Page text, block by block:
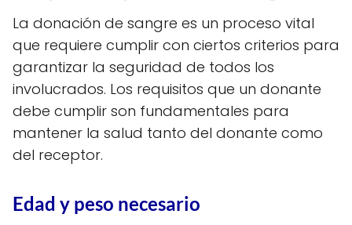
La donación de sangre es un proceso vital
que requiere cumplir con ciertos criterios para
garantizar la seguridad de todos los
involucrados. Los requisitos que un donante
debe cumplir son fundamentales para
mantener la salud tanto del donante como
del receptor.
Edad y peso necesario